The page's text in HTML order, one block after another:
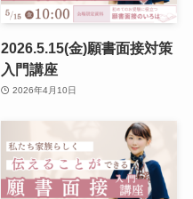
2026.5.15(金)願書面接対策
入門講座
2026年4月10日